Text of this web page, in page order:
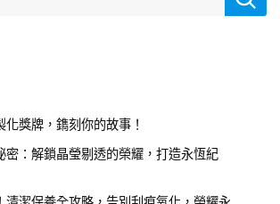
獎牌，鐫刻你的故事！
密：解鎖晶瑩剔透的榮耀，打造永恆紀